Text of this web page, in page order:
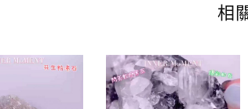
相